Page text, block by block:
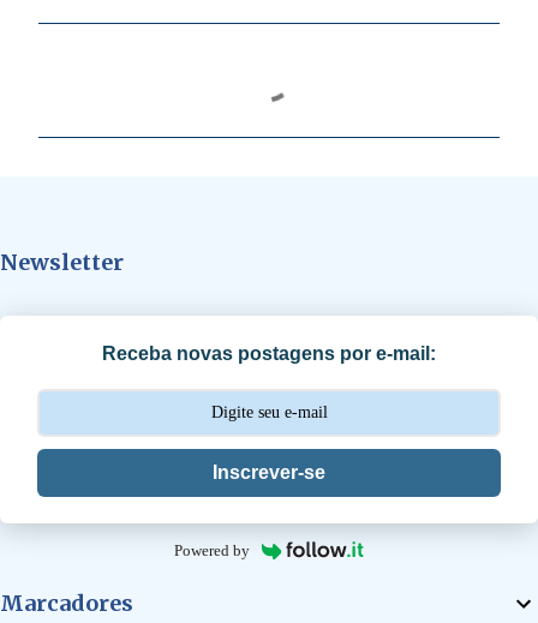
á
s
Newsletter
Receba novas postagens por e-mail:
Inscrever-se
Powered by
Marcadores